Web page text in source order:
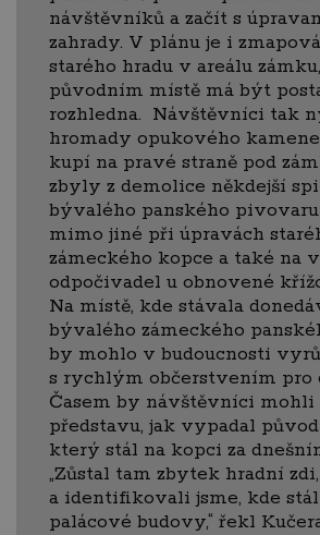
návštěvníků a začít s
zahrady. V plánu je i
starého hradu v areálu
původním místě má být
rozhledna. Návštěvníci tak
hromady opukového
kupí na pravé straně pod
zbyly z demolice někdejší
bývalého panského pivovaru
mimo jiné při úpravách
zámeckého kopce a také na
odpočivadel u obnovené
Na místě, kde stávala
bývalého zámeckého
by mohlo v budoucnosti
s rychlým občerstvením pro
Časem by návštěvníci mohli
představu, jak vypadal
který stál na kopci za
„Zůstal tam zbytek hradní
a identifikovali jsme, kde
palácové budovy,“ řekl